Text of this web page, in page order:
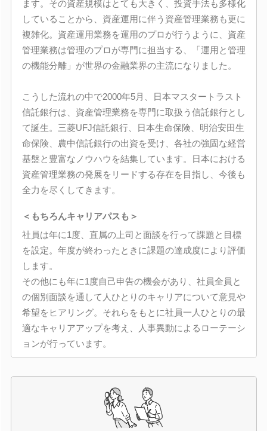
ます。その資産規模はとても大きく、投資手法も多様化
していることから、資産運用に伴う資産管理業務も更に
複雑化。資産運用業務を運用のプロが行うように、資産
管理業務は管理のプロが専門に担当する、「運用と管理
の機能分離」が世界の金融業界の主流になりました。
こうした流れの中で2000年5月、日本マスタートラスト
信託銀行は、資産管理業務を専門に取扱う信託銀行とし
て誕生。三菱UFJ信託銀行、日本生命保険、明治安田生
命保険、農中信託銀行の出資を受け、各社の強固な経営
基盤と豊富なノウハウを結集しています。日本における
資産管理業務の発展をリードする存在を目指し、今後も
全力を尽くしてきます。
＜もちろんキャリアパスも＞
社員は年に1度、直属の上司と面談を行って課題と目標
を設定。年度が終わったときに課題の達成度により評価
します。
その他にも年に1度自己申告の機会があり、社員全員と
の個別面談を通して人ひとりのキャリアについて意見や
希望をヒアリング。それらをもとに社員一人ひとりの最
適なキャリアアップを考え、人事異動によるローテーシ
ョンが行っています。